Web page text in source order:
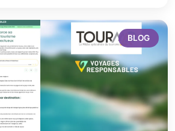
BLOG